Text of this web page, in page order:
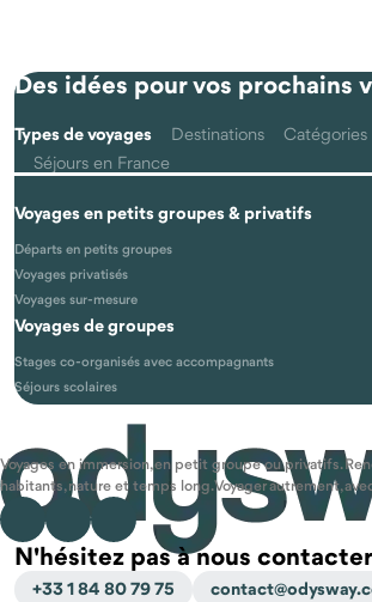
Des idées pour vos prochains
Types de voyages Destinations Catégories
Séjours en France
Voyages en petits groupes & privatifs
Départs en petits groupes
Voyages privatisés
Voyages sur-mesure
Voyages de groupes
Stages co-organisés avec accompagnants
Séjours scolaires
Voyages en immersion, en petit groupe ou privatifs.
habitants, nature et temps long. Voyager autrement,
N'hésitez pas à nous contacter
+33 1 84 80 79 75